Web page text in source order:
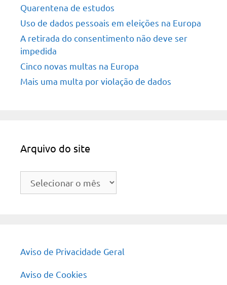
Quarentena de estudos
Uso de dados pessoais em eleições na Europa
A retirada do consentimento não deve ser
impedida
Cinco novas multas na Europa
Mais uma multa por violação de dados
Arquivo do site
Arquivo
Aviso de Privacidade Geral
Aviso de Cookies